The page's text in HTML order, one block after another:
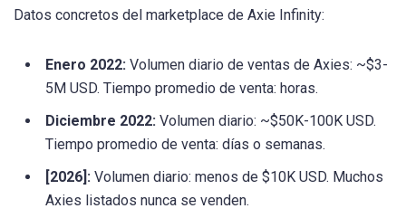
Datos concretos del marketplace de Axie Infinity:
Enero 2022: Volumen diario de ventas de Axies: ~$3-
5M USD. Tiempo promedio de venta: horas.
Diciembre 2022: Volumen diario: ~$50K-100K USD.
Tiempo promedio de venta: días o semanas.
[2026]: Volumen diario: menos de $10K USD. Muchos
Axies listados nunca se venden.